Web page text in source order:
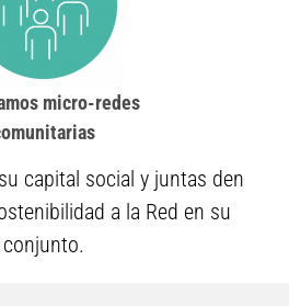
micro-redes
capital social y juntas den
a la Red en su
conjunto.